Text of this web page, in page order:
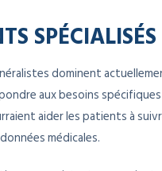
dominent
aux besoins
aider les patients à
médicales.